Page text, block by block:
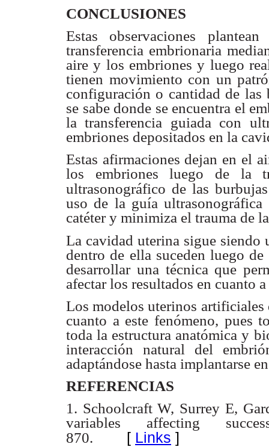
CONCLUSIONES
Estas observaciones
transferencia embrionaria
aire y los embriones y luego
tienen movimiento con un
configuración o cantidad de
se sabe donde se encuentra el
la transferencia guiada con
embriones depositados en la
Estas afirmaciones dejan en el
los embriones luego de la
ultrasonográfico de las
uso de la guía
catéter y minimiza el trauma de
La cavidad uterina sigue siendo
dentro de ella sucedenluego de
desarrollar una técnica que
afectar los resultados en cuanto
Los modelos uterinos
cuanto a este fenómeno, pues
todala estructura anatómica y
interacción natural del
adaptándose hasta implantarse
REFERENCIAS
1. Schoolcraft W, Surrey E,
variables affecting
870. [ Links ]